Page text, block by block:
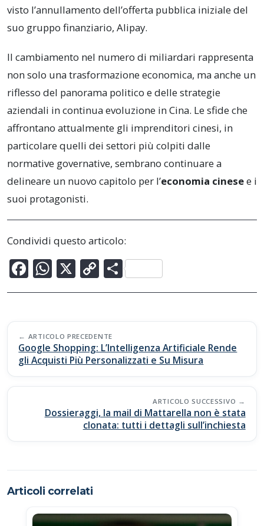
visto l’annullamento dell’offerta pubblica iniziale del
suo gruppo finanziario, Alipay.
Il cambiamento nel numero di miliardari rappresenta
non solo una trasformazione economica, ma anche un
riflesso del panorama politico e delle strategie
aziendali in continua evoluzione in Cina. Le sfide che
affrontano attualmente gli imprenditori cinesi, in
particolare quelli dei settori più colpiti dalle
normative governative, sembrano continuare a
delineare un nuovo capitolo per l’economia cinesee i
suoi protagonisti.
Condividi questo articolo:
F
ac
b
o
o
k
W
h
s
A
p
p
X C
o
y
Li
n
k
C
o
di
vi
di
Post
navigation
ARTICOLO PRECEDENTE
Google Shopping: L’Intelligenza Artificiale Rende
gli Acquisti Più Personalizzati e Su Misura
ARTICOLO SUCCESSIVO
Dossieraggi, la mail di Mattarella non è stata
clonata: tutti i dettagli sull’inchiesta
Articoli correlati